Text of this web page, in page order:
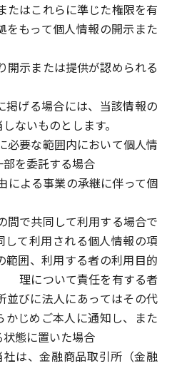
はこれらに準じた権限を有
をもって個人情報の開示また
示または提供が認められる
掲げる場合には、当該情報の
ないものとします。
要な範囲内において個人情
を委託する場合
よる事業の承継に伴って個
で共同して利用する場合で
して利用される個人情報の項
範囲、利用する者の利用目的
について責任を有する者
並びに法人にあってはその代
かじめご本人に通知し、また
態に置いた場合
は、金融商品取引所（金融